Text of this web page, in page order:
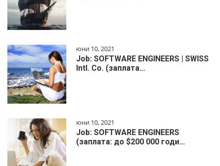
юни 10, 2021
Job: SOFTWARE ENGINEERS | SWISS
Intl. Co. (заплата…
юни 10, 2021
Job: SOFTWARE ENGINEERS
(заплата: до $200 000 годи…